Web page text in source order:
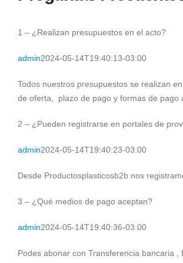
1 – ¿Realizan presupuestos en el acto?
admin2024-05-14T19:40:13-03:00
Todos nuestros presupuestos se realizan
de oferta, plazo de pago y formas de pago
2 – ¿Pueden registrarse en portales de
admin2024-05-14T19:40:23-03:00
Desde Productosplasticosb2b nos
3 – ¿Qué medios de pago aceptan?
admin2024-05-14T19:40:36-03:00
Podes abonar con Transferencia bancaria